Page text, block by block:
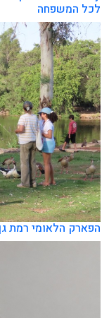
לכל המשפחה
הפארק הלאומי רמת